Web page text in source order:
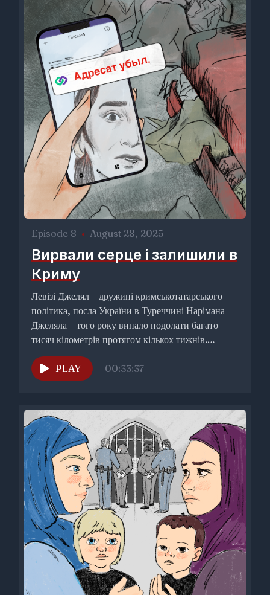
Episode 8 • August 28, 2025
Вирвали серце і залишили в
Криму
Левізі Джелял – дружині кримськотатарського
політика, посла України в Туреччині Нарімана
Джеляла – того року випало подолати багато
тисяч кілометрів протягом кількох тижнів.
Кілька...
PLAY
00:33:37